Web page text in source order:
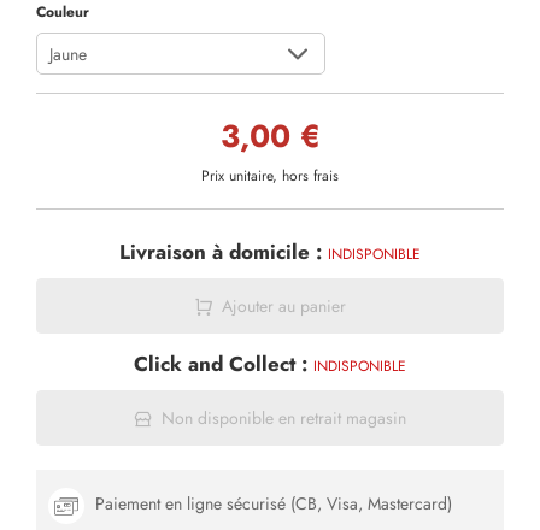
Couleur
Jaune
3,00 €
Prix unitaire, hors frais
Livraison à domicile : INDISPONIBLE
Ajouter au panier
Click and Collect : INDISPONIBLE
Non disponible en retrait magasin
Paiement en ligne sécurisé (CB, Visa, Mastercard)